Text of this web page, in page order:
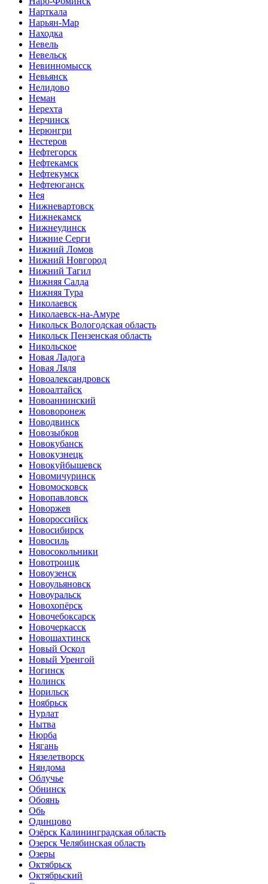
Нарткала
Нарьян-Мар
Находка
Невель
Невельск
Невинномысск
Невьянск
Нелидово
Неман
Нерехта
Нерчинск
Нерюнгри
Нестеров
Нефтегорск
Нефтекамск
Нефтекумск
Нефтеюганск
Нея
Нижневартовск
Нижнекамск
Нижнеудинск
Нижние Серги
Нижний Ломов
Нижний Новгород
Нижний Тагил
Нижняя Салда
Нижняя Тура
Николаевск
Николаевск-на-Амуре
Никольск Вологодская область
Никольск Пензенская область
Никольское
Новая Ладога
Новая Ляля
Новоалександровск
Новоалтайск
Новоаннинский
Нововоронеж
Новодвинск
Новозыбков
Новокубанск
Новокузнецк
Новокуйбышевск
Новомичуринск
Новомосковск
Новопавловск
Новоржев
Новороссийск
Новосибирск
Новосиль
Новосокольники
Новотроицк
Новоузенск
Новоульяновск
Новоуральск
Новохопёрск
Новочебоксарск
Новочеркасск
Новошахтинск
Новый Оскол
Новый Уренгой
Ногинск
Нолинск
Норильск
Ноябрьск
Нурлат
Нытва
Нюрба
Нягань
Нязелетворск
Няндома
Облучье
Обнинск
Обоянь
Обь
Одинцово
Озёрск Калининградская область
Озерск Челябинская область
Озеры
Октябрьск
Октябрьский